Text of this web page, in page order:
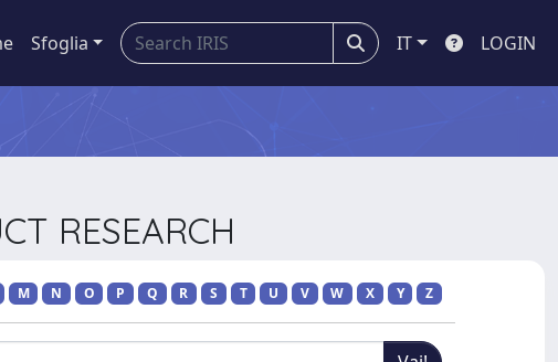
Sfoglia IT LOGIN
RESEARCH
M N O P Q R S T U V W X Y Z